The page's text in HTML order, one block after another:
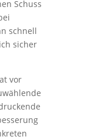
Schuss
schnell
sicher
vor